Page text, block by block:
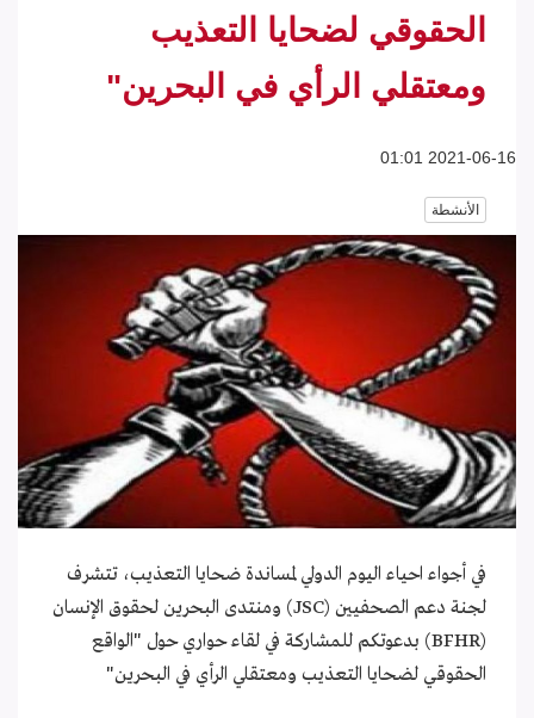
الحقوقي لضحايا التعذيب
ومعتقلي الرأي في البحرين"
2021-06-16 01:01
الأنشطة
في أجواء احياء اليوم الدولي لمساندة ضحايا التعذيب، تتشرف
لجنة دعم الصحفيين (JSC) ومنتدى البحرين لحقوق الإنسان
(BFHR) بدعوتكم للمشاركة في لقاء حواري حول "الواقع
الحقوقي لضحايا التعذيب ومعتقلي الرأي في البحرين"